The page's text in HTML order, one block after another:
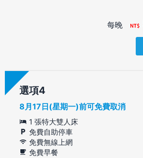
每晚
選項
8月17日(星期一)前可免費取消
1 張特大雙人床
免費自助停車
免費無線上網
免費早餐